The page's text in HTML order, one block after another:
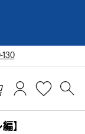
130
】